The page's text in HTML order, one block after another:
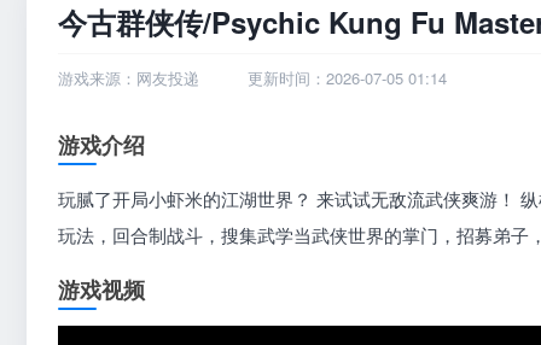
今古群侠传/Psychic Kung Fu
游戏来源：网友投递 更新时间：2026-07-05 01:14
游戏介绍
玩腻了开局小虾米的江湖世界？ 来试试无敌流武侠爽游！
玩法，回合制战斗，搜集武学当武侠世界的掌门，招募弟子
游戏视频